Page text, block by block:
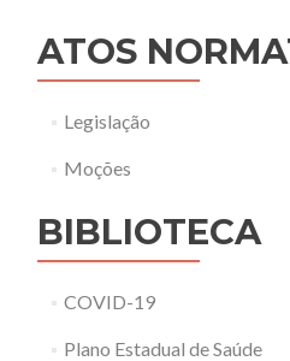
ATOS
Legislação
Moções
BIBLIOTECA
COVID-19
Plano Estadual de Saúde